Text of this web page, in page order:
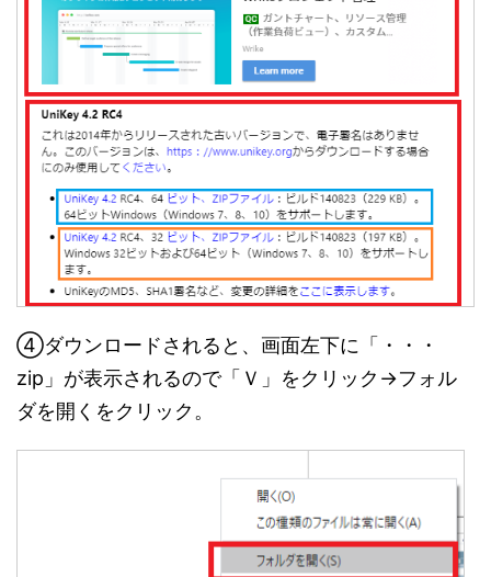
④ダウンロードされると、画面左下に「・・・
zip」が表示されるので「Ｖ」をクリック→フォル
ダを開くをクリック。